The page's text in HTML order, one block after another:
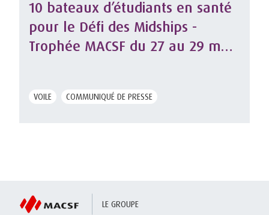
10 bateaux d’étudiants en santé
pour le Défi des Midships -
Trophée MACSF du 27 au 29 mai
VOILE COMMUNIQUÉ DE PRESSE
LE GROUPE